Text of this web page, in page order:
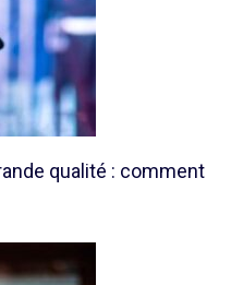
qualité : comment